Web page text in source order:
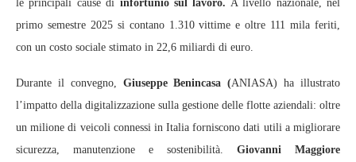
le principali cause di infortunio sul lavoro. A livello nazionale, nel
primo semestre 2025 si contano 1.310 vittime e oltre 111 mila feriti,
con un costo sociale stimato in 22,6 miliardi di euro.
Durante il convegno, Giuseppe Benincasa (ANIASA) ha illustrato
l’impatto della digitalizzazione sulla gestione delle flotte aziendali: oltre
un milione di veicoli connessi in Italia forniscono dati utili a migliorare
sicurezza, manutenzione e sostenibilità. Giovanni Maggiore